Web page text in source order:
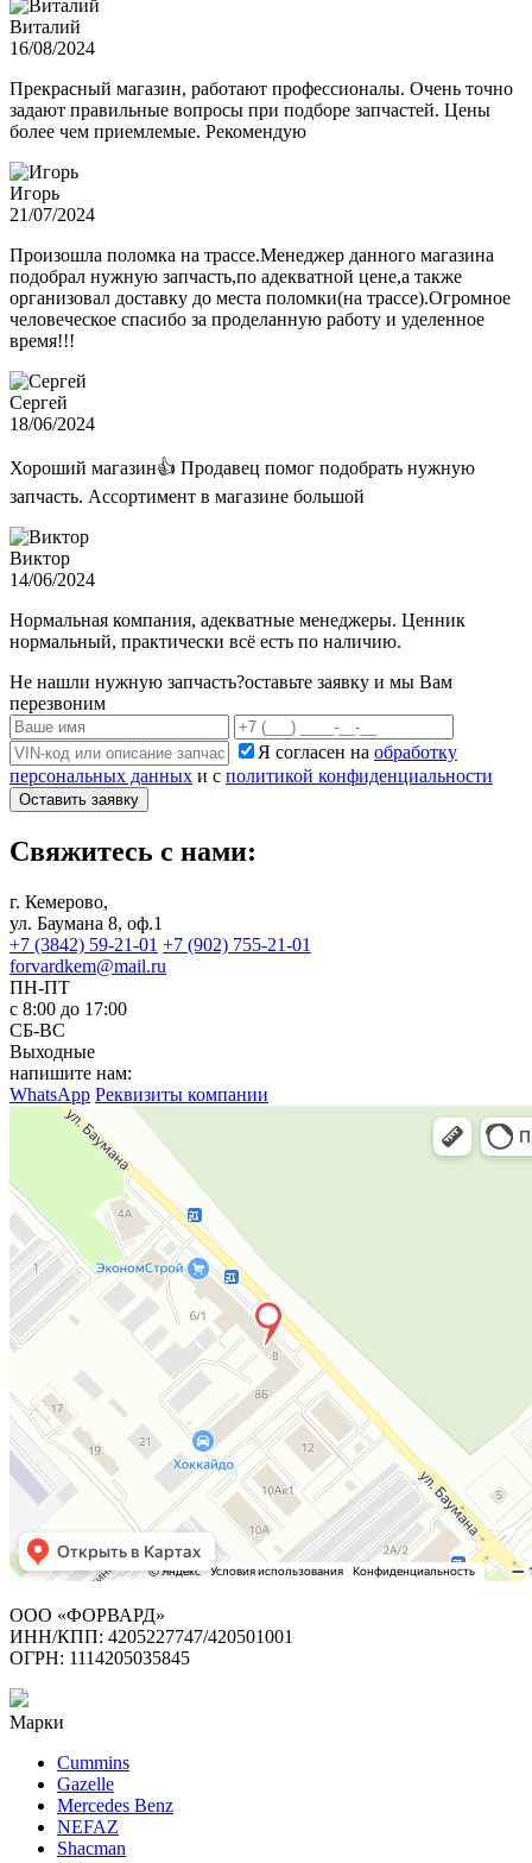
Виталий
16/08/2024
Прекрасный магазин, работают профессионалы. Очень точно
задают правильные вопросы при подборе запчастей. Цены
более чем приемлемые. Рекомендую
Игорь
21/07/2024
Произошла поломка на трассе.Менеджер данного магазина
подобрал нужную запчасть,по адекватной цене,а также
организовал доставку до места поломки(на трассе).Огромное
человеческое спасибо за проделанную работу и уделенное
время!!!
Сергей
18/06/2024
Хороший магазин👍 Продавец помог подобрать нужную
запчасть. Ассортимент в магазине большой
Виктор
14/06/2024
Нормальная компания, адекватные менеджеры. Ценник
нормальный, практически всё есть по наличию.
Не нашли нужную запчасть?оставьте заявку и мы Вам
перезвоним
Я согласен на обработку
персональных данных и с политикой конфиденциальности
Оставить заявку
Свяжитесь с нами:
г. Кемерово,
ул. Баумана 8, оф.1
+7 (3842) 59-21-01 +7 (902) 755-21-01
forvardkem@mail.ru
ПН-ПТ
с 8:00 до 17:00
СБ-ВС
Выходные
напишите нам:
WhatsApp Реквизиты компании
ООО «ФОРВАРД»
ИНН/КПП: 4205227747/420501001
ОГРН: 1114205035845
Марки
Cummins
Gazelle
Mercedes Benz
NEFAZ
Shacman